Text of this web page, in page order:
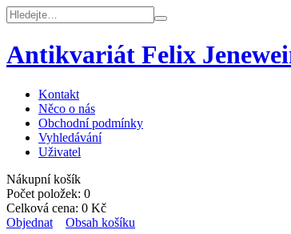
Antikvariát Felix
Kontakt
Něco o nás
Obchodní podmínky
Vyhledávání
Uživatel
Nákupní košík
Počet položek: 0
Celková cena: 0 Kč
Objednat
Obsah košíku